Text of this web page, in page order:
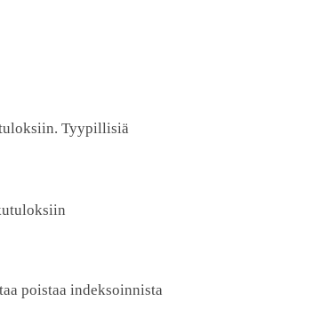
Tyypillisiä
poistaa indeksoinnista